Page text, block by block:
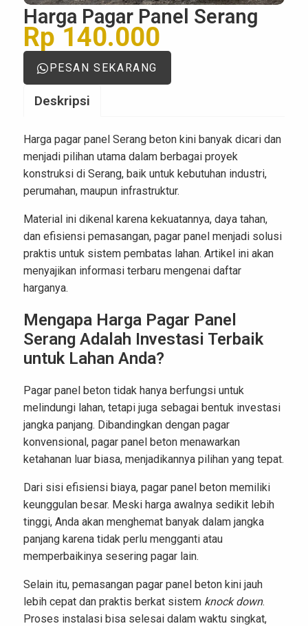
Harga Pagar Panel Serang
Rp 140.000
PESAN SEKARANG
Deskripsi
Harga pagar panel Serang beton kini banyak dicari dan
menjadi pilihan utama dalam berbagai proyek
konstruksi di Serang, baik untuk kebutuhan industri,
perumahan, maupun infrastruktur.
Material ini dikenal karena kekuatannya, daya tahan,
dan efisiensi pemasangan, pagar panel menjadi solusi
praktis untuk sistem pembatas lahan. Artikel ini akan
menyajikan informasi terbaru mengenai daftar
harganya.
Mengapa Harga Pagar Panel
Serang Adalah Investasi Terbaik
untuk Lahan Anda?
Pagar panel beton tidak hanya berfungsi untuk
melindungi lahan, tetapi juga sebagai bentuk investasi
jangka panjang. Dibandingkan dengan pagar
konvensional, pagar panel beton menawarkan
ketahanan luar biasa, menjadikannya pilihan yang tepat.
Dari sisi efisiensi biaya, pagar panel beton memiliki
keunggulan besar. Meski harga awalnya sedikit lebih
tinggi, Anda akan menghemat banyak dalam jangka
panjang karena tidak perlu mengganti atau
memperbaikinya sesering pagar lain.
Selain itu, pemasangan pagar panel beton kini jauh
lebih cepat dan praktis berkat sistem knock down.
Proses instalasi bisa selesai dalam waktu singkat,